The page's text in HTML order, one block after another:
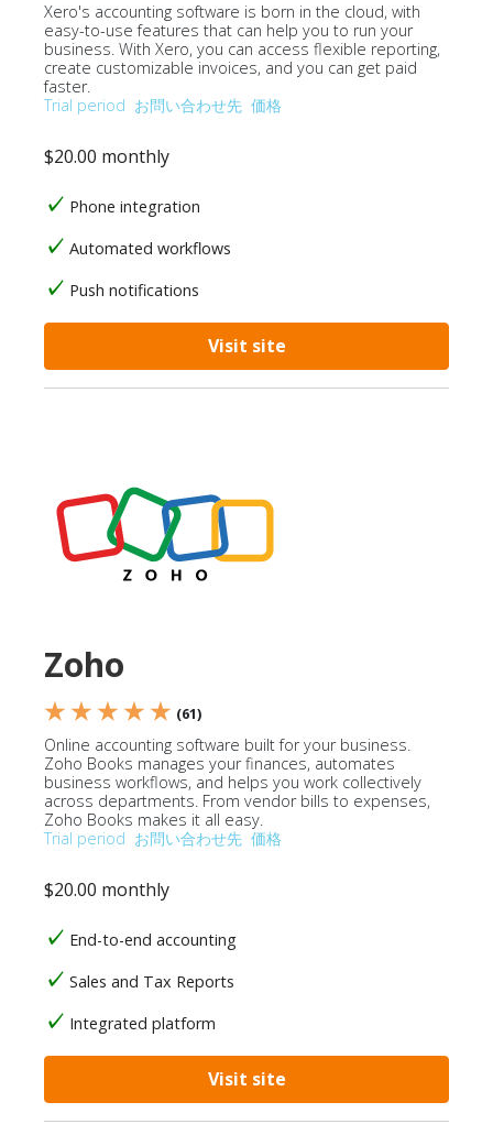
Xero's accounting software is born in the cloud, with
easy-to-use features that can help you to run your
business. With Xero, you can access flexible reporting,
create customizable invoices, and you can get paid
faster.
Trial period お問い合わせ先 価格
$20.00 monthly
Phone integration
Automated workflows
Push notifications
Visit site
Zoho
★ ★ ★ ★ ★ (61)
Online accounting software built for your business.
Zoho Books manages your finances, automates
business workflows, and helps you work collectively
across departments. From vendor bills to expenses,
Zoho Books makes it all easy.
Trial period お問い合わせ先 価格
$20.00 monthly
End-to-end accounting
Sales and Tax Reports
Integrated platform
Visit site